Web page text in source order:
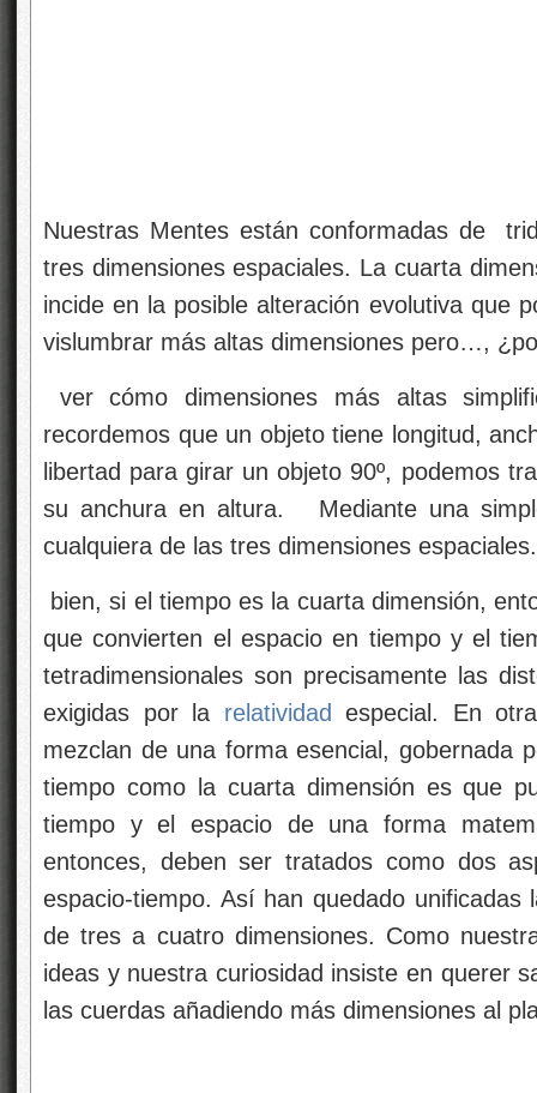
Nuestras Mentes están conformadas de
tres dimensiones espaciales. La cuarta
incide en la posible alteración evolutiva que
vislumbrar más altas dimensiones pero…,
ver cómo dimensiones más altas
recordemos que un objeto tiene longitud,
libertad para girar un objeto 90º, podemos
su anchura en altura. Mediante una
cualquiera de las tres dimensiones espaciales.
bien, si el tiempo es la cuarta dimensión,
que convierten el espacio en tiempo y el
tetradimensionales son precisamente las
exigidas por la relatividad
especial. En
mezclan de una forma esencial, gobernada
tiempo como la cuarta dimensión es que
tiempo y el espacio de una forma
entonces, deben ser tratados como dos
espacio-tiempo. Así han quedado
de tres a cuatro dimensiones. Como
ideas y nuestra curiosidad insiste en querer
las cuerdas añadiendo más dimensiones al